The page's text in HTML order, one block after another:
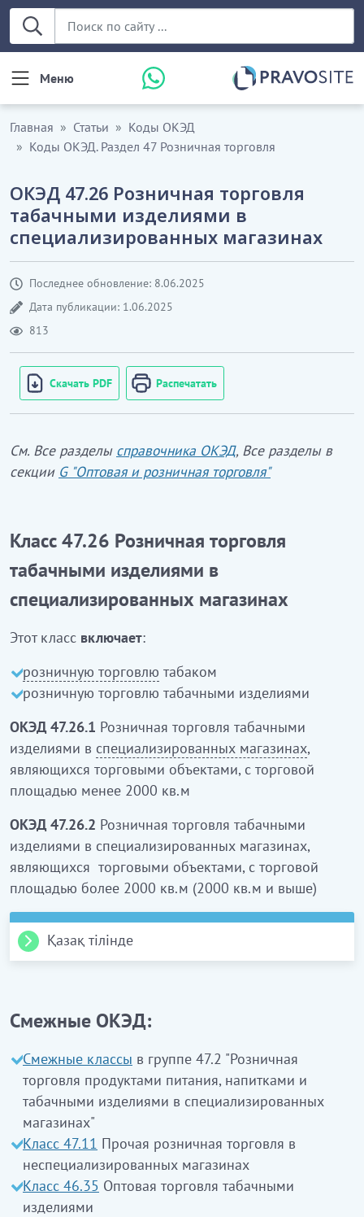
Меню
Главная Статьи
Коды ОКЭД
Коды ОКЭД. Раздел 47 Розничная торговля
ОКЭД 47.26 Розничная торговля
табачными изделиями в
специализированных магазинах
Последнее обновление: 8.06.2025
Дата публикации: 1.06.2025
813
Скачать PDF Распечатать
См. Все разделы справочника ОКЭД, Все разделы в
секции G "Оптовая и розничная торговля"
Класс 47.26 Розничная торговля
табачными изделиями в
специализированных магазинах
Этот класс включает:
розничную торговлю табаком
розничную торговлю табачными изделиями
ОКЭД 47.26.1 Розничная торговля табачными
изделиями в специализированных магазинах,
являющихся торговыми объектами, с торговой
площадью менее 2000 кв.м
ОКЭД 47.26.2 Розничная торговля табачными
изделиями в специализированных магазинах,
являющихся торговыми объектами, с торговой
площадью более 2000 кв.м (2000 кв.м и выше)
Қазақ тілінде
саудада сату
Бұл класқа:
темекіні бөлшек саудада сату
темекі өнімдерін бөлшек саудада сату
ЭҚЖЖ 47.26.1Сауда алаңы 2000 ш.м-ден кем
сауда объектілері болып табылатын
мамандандырылған дүкендерде темекі
Смежные ОКЭД:
Смежные классы в группе 47.2 "Розничная
торговля продуктами питания, напитками и
табачными изделиями в специализированных
магазинах"
Класс 47.11 Прочая розничная торговля в
неспециализированных магазинах
Класс 46.35 Оптовая торговля табачными
изделиями